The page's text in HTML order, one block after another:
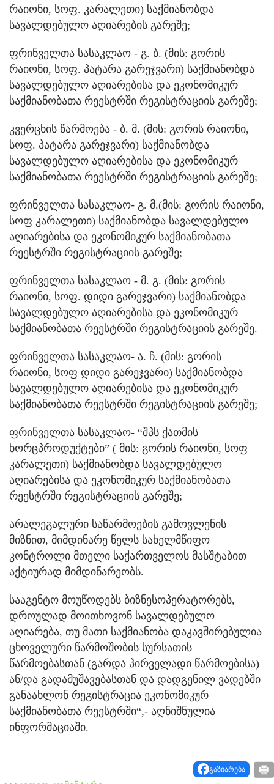
რაიონი, სოფ. კარალეთი) საქმიანობდა
სავალდებულო აღიარების გარეშე;
ფრინველთა სასაკლაო - გ. ბ. (მის: გორის
რაიონი, სოფ. პატარა გარეჯვარი) საქმიანობდა
სავალდებულო აღიარებისა და ეკონომიკურ
საქმიანობათა რეესტრში რეგისტრაციის გარეშე;
კვერცხის წარმოება - ბ. მ. (მის: გორის რაიონი,
სოფ. პატარა გარეჯვარი) საქმიანობდა
სავალდებულო აღიარებისა და ეკონომიკურ
საქმიანობათა რეესტრში რეგისტრაციის გარეშე;
ფრინველთა სასაკლაო- გ. მ.(მის: გორის რაიონი,
სოფ კარალეთი) საქმიანობდა სავალდებულო
აღიარებისა და ეკონომიკურ საქმიანობათა
რეესტრში რეგისტრაციის გარეშე;
ფრინველთა სასაკლაო - მ. გ. (მის: გორის
რაიონი, სოფ. დიდი გარეჯვარი) საქმიანობდა
სავალდებულო აღიარებისა და ეკონომიკურ
საქმიანობათა რეესტრში რეგისტრაციის გარეშე.
ფრინველთა სასაკლაო- ა. ჩ. (მის: გორის
რაიონი, სოფ დიდი გარეჯვარი) საქმიანობდა
სავალდებულო აღიარებისა და ეკონომიკურ
საქმიანობათა რეესტრში რეგისტრაციის გარეშე;
ფრინველთა სასაკლაო- “შპს ქათმის
ხორცპროდუქტები” ( მის: გორის რაიონი, სოფ
კარალეთი) საქმიანობდა სავალდებულო
აღიარებისა და ეკონომიკურ საქმიანობათა
რეესტრში რეგისტრაციის გარეშე;
არალეგალური საწარმოების გამოვლენის
მიზნით, მიმდინარე წელს სახელმწიფო
კონტროლი მთელი საქართველოს მასშტაბით
აქტიურად მიმდინარეობს.
სააგენტო მოუწოდებს ბიზნესოპერატორებს,
დროულად მოითხოვონ სავალდებულო
აღიარება, თუ მათი საქმიანობა დაკავშირებულია
ცხოველური წარმოშობის სურსათის
წარმოებასთან (გარდა პირველადი წარმოებისა)
ან/და გადამუშავებასთან და დადგენილ ვადებში
განაახლონ რეგისტრაცია ეკონომიკურ
საქმიანობათა რეესტრში“,- აღნიშნულია
ინფორმაციაში.
გაზიარება